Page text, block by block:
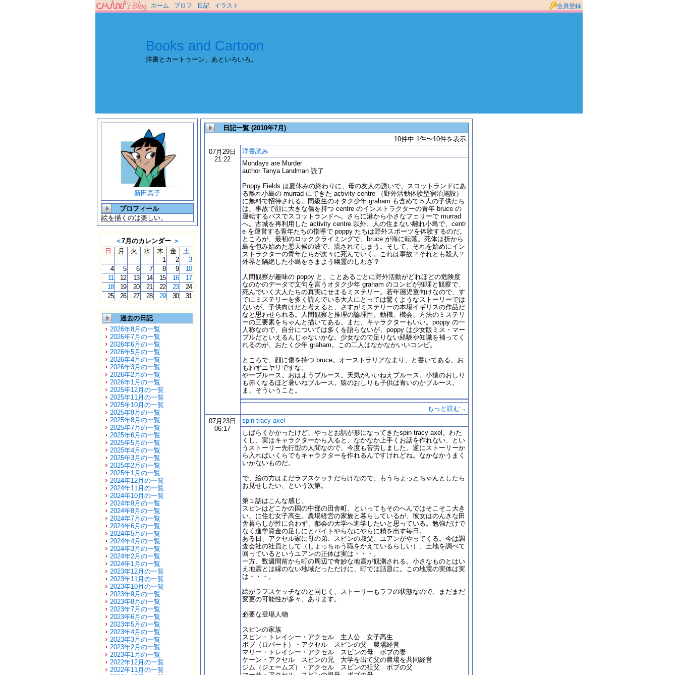
ホーム プロフ 日記 イラスト 会員登録
Books and Cartoon
洋書とカートゥーン、あといろいろ。
新田真子
プロフィール
絵を描くのは楽しい。
＜7月のカレンダー ＞
日
月 火 水 木 金
土
1
2
3
4
5 6 7 8 9
10
11
12 13 14 15 16
17
18
19 20 21 22 23
24
25
26 27 28 29 30 31
過去の日記
2026年8月の一覧
2026年7月の一覧
2026年6月の一覧
2026年5月の一覧
2026年4月の一覧
2026年3月の一覧
2026年2月の一覧
2026年1月の一覧
2025年12月の一覧
2025年11月の一覧
2025年10月の一覧
2025年9月の一覧
2025年8月の一覧
2025年7月の一覧
2025年6月の一覧
2025年5月の一覧
2025年4月の一覧
2025年3月の一覧
2025年2月の一覧
2025年1月の一覧
2024年12月の一覧
2024年11月の一覧
2024年10月の一覧
2024年9月の一覧
2024年8月の一覧
2024年7月の一覧
2024年6月の一覧
2024年5月の一覧
2024年4月の一覧
2024年3月の一覧
2024年2月の一覧
2024年1月の一覧
2023年12月の一覧
2023年11月の一覧
2023年10月の一覧
2023年9月の一覧
2023年8月の一覧
2023年7月の一覧
2023年6月の一覧
2023年5月の一覧
2023年4月の一覧
2023年3月の一覧
2023年2月の一覧
2023年1月の一覧
2022年12月の一覧
2022年11月の一覧
日記一覧 (2010年7月)
10件中 1件〜10件を表示
07月29日
21:22
洋書読み
Mondays are Murder
author Tanya Landman 読了
Poppy Fields は夏休みの終わりに、母の友人の誘いで、スコットランドにあ
る離れ小島の murrad にできた activity centre （野外活動体験型宿泊施設）
に無料で招待される。同級生のオタク少年 graham も含めて５人の子供たち
は、事故で顔に大きな傷を持つ centre のインストラクターの青年 bruce の
運転するバスでスコットランドへ。さらに港から小さなフェリーで murrad
へ。古城を再利用した activity centre 以外、人の住まない離れ小島で、centr
e を運営する青年たちの指導で poppy たちは野外スポーツを体験するのだ。
ところが、最初のロッククライミングで、bruce が海に転落。死体は折から
島を包み始めた悪天候の波で、流されてしまう。そして、それを始めにイン
ストラクターの青年たちが次々に死んでいく。これは事故？それとも殺人？
外界と隔絶した小島をさまよう幽霊のしわざ？
人間観察が趣味の poppy と、ことあるごとに野外活動がどれほどの危険度
なのかのデータで文句を言うオタク少年 graham のコンビが推理と観察で、
死んでいく大人たちの真実にせまるミステリー。若年層児童向けなので、す
でにミステリーを多く読んでいる大人にとっては驚くようなストーリーでは
ないが、子供向けだと考えると、さすがミステリーの本場イギリスの作品だ
なと思わせられる。人間観察と推理の論理性。動機、機会、方法のミステリ
ーの三要素をちゃんと描いてある。また、キャラクターもいい。poppy の一
人称なので、自分については多くを語らないが、poppy は少女版ミス・マー
プルだといえるんじゃないかな。少女なので足りない経験や知識を補ってく
れるのが、おたく少年 graham。この二人はなかなかいいコンビ。
ところで、顔に傷を持つ bruce。オーストラリアなまり、と書いてある。お
もわずニヤリですな。
やーブルース。おはようブルース。天気がいいねえブルース。小猿のおしり
も赤くなるほど暑いねブルース。猿のおしりも子供は青いのかブルース。
ま、そういうこと。
もっと読む→
07月23日
06:17
spin tracy axel
しばらくかかったけど、やっとお話が形になってきたspin tracy axel。わた
くし、実はキャラクターから入ると、なかなか上手くお話を作れない、とい
うストーリー先行型の人間なので、今度も苦労しました。逆にストーリーか
ら入ればいくらでもキャラクターを作れるんですけれどね。なかなかうまく
いかないものだ。
で、絵の方はまだラフスケッチだらけなので、もうちょっとちゃんとしたら
お見せしたい、という次第。
第１話はこんな感じ。
スピンはどこかの国の中部の田舎町、といってもそのへんではそこそこ大き
い、に住む女子高生。農場経営の家族と暮らしているが、彼女はのんきな田
舎暮らしが性に合わず、都会の大学へ進学したいと思っている。勉強だけで
なく進学資金の足しにとバイトやらなにやらに精を出す毎日。
ある日、アクセル家に母の弟、スピンの叔父、ユアンがやってくる。今は調
査会社の社員として（しょっちゅう職をかえているらしい）、土地を調べて
回っているというユアンの正体は実は・・・。
一方、数週間前から町の周辺で奇妙な地震が観測される。小さなものとはい
え地震とは縁のない地域だっただけに、町では話題に。この地震の実体は実
は・・・。
絵がラフスケッチなのと同じく、ストーリーもラフの状態なので、まだまだ
変更の可能性が多々、あります。
必要な登場人物
スピンの家族
スピン・トレイシー・アクセル 主人公 女子高生
ボブ（ロバート）・アクセル スピンの父 農場経営
マリー・トレイシー・アクセル スピンの母 ボブの妻
ケーン・アクセル スピンの兄 大学を出て父の農場を共同経営
ジム（ジェームズ）・アクセル スピンの祖父 ボブの父